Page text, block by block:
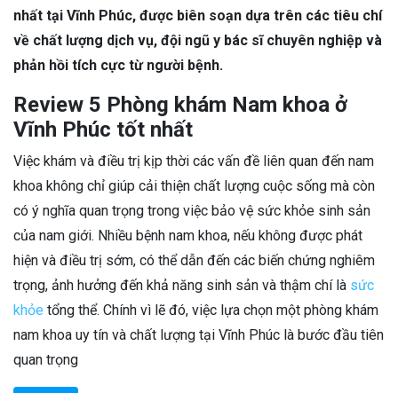
nhất tại Vĩnh Phúc, được biên soạn dựa trên các tiêu chí
về chất lượng dịch vụ, đội ngũ y bác sĩ chuyên nghiệp và
phản hồi tích cực từ người bệnh.
Review 5 Phòng khám Nam khoa ở
Vĩnh Phúc tốt nhất
Việc khám và điều trị kịp thời các vấn đề liên quan đến nam
khoa không chỉ giúp cải thiện chất lượng cuộc sống mà còn
có ý nghĩa quan trọng trong việc bảo vệ sức khỏe sinh sản
của nam giới. Nhiều bệnh nam khoa, nếu không được phát
hiện và điều trị sớm, có thể dẫn đến các biến chứng nghiêm
trọng, ảnh hưởng đến khả năng sinh sản và thậm chí là sức
khỏe tổng thể. Chính vì lẽ đó, việc lựa chọn một phòng khám
nam khoa uy tín và chất lượng tại Vĩnh Phúc là bước đầu tiên
quan trọng